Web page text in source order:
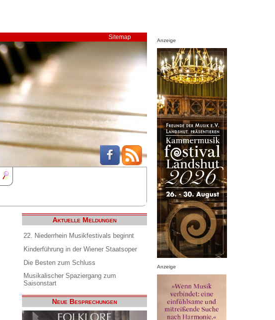
Sitemap
Aktuelle Meldungen
22. Niederrhein Musikfestivals beginnt
Kinderführung in der Wiener Staatsoper
Die Besten zum Schluss
Musikalischer Spaziergang zum
Saisonstart
Neue Besprechungen
Anzeige
Anzeige